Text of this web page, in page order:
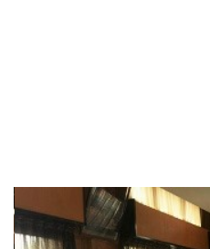
Argentini Brasiliani